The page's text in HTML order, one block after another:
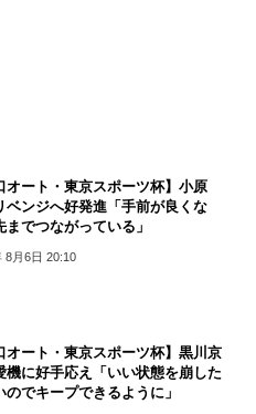
オート・東京スポーツ杯】小原
ンジへ好発進「手前が良くな
までつながっている」
8月6日 20:10
オート・東京スポーツ杯】黒川京
に好手応え「いい状態を崩した
のでキープできるように」